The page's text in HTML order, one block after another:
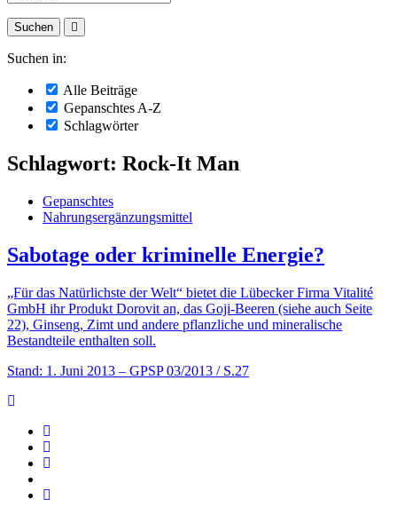
Suchen in:
Alle Beiträge
Gepanschtes A-Z
Schlagwörter
Schlagwort: Rock-It Man
Gepanschtes
Nahrungsergänzungsmittel
Sabotage oder kriminelle Energie?
„Für das Natürlichste der Welt“ bietet die Lübecker Firma Vitalité
GmbH ihr Produkt Dorovit an, das Goji-Beeren (siehe auch Seite
22), Ginseng, Zimt und andere pflanzliche und mineralische
Bestandteile enthalten soll.
Stand: 1. Juni 2013 – GPSP 03/2013 / S.27